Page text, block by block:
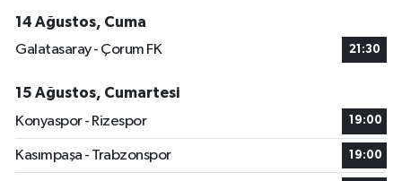
14 Ağustos, Cuma
Galatasaray - Çorum FK
21:30
15 Ağustos, Cumartesi
Konyaspor - Rizespor
19:00
Kasımpaşa - Trabzonspor 19:00